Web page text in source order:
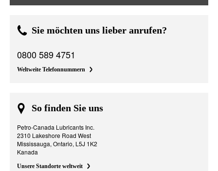
Sie möchten uns lieber anrufen?
0800 589 4751
Weltweite Telefonnummern
So finden Sie uns
Petro-Canada Lubricants Inc.
2310 Lakeshore Road West
Mississauga, Ontario, L5J 1K2
Kanada
Unsere Standorte weltweit